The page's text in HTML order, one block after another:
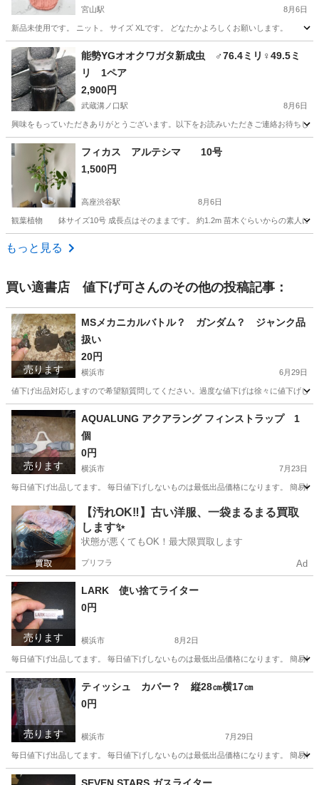
宮山駅 8月6日
新品未使用です。 ニット。 サイズ XLです。 どなたかよろしくお願いします。
神奈川 平塚市 宮山駅 その他 わんちゃん
能勢YGオオクワガタ新成虫 ♂76.4ミリ♀49.5ミ
リ 1ペア
2,900円
武蔵溝ノ口駅 8月6日
興味をもっていただきありがとうございます。以下をお読みいただきご連絡お待
神奈川 川崎市 武蔵溝ノ口駅 能勢
フィカス アルテシマ 10号
1,500円
高座渋谷駅 8月6日
観葉植物 鉢サイズ10号 成長点はそのままです。 約1.2m 苗木ぐらいからの素人にて
神奈川 綾瀬市
もっと見る
買い適書店 値下げ可さんのその他の投稿記事：
売ります
MSメカニカルバトル？ ガンダム？ ジャンク品
扱い
20円
横浜市 6月29日
値下げ出品対応しますので希望額質問してください。過度な値下げは徐々に値下げし
神奈川 横浜市
売ります
AQUALUNG アクアラング フィンストラップ 1
個
0円
横浜市 7月23日
毎日値下げ出品してます。 毎日値下げしないものは最低出品価格になります。 簡易
神奈川 横浜市 その他 アクアラング
【汚れOK‼️】古い洋服、一袋まるまる買取
します✨
状態が悪くてもOK！最大限買取します
プリフラ Ad
売ります
LARK 使い捨てライター
0円
横浜市 8月2日
毎日値下げ出品してます。 毎日値下げしないものは最低出品価格になります。 簡易
神奈川 横浜市 使い捨てライター
売ります
ティッシュ カバー？ 縦28㎝横17㎝
0円
横浜市 7月29日
毎日値下げ出品してます。 毎日値下げしないものは最低出品価格になります。 簡易
神奈川 横浜市 ティッシュ